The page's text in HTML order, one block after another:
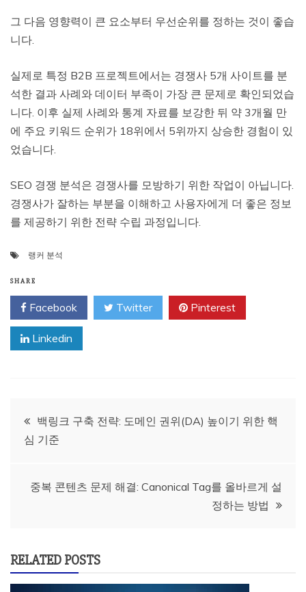
그 다음 영향력이 큰 요소부터 우선순위를 정하는 것이 좋습
니다.
실제로 특정 B2B 프로젝트에서는 경쟁사 5개 사이트를 분
석한 결과 사례와 데이터 부족이 가장 큰 문제로 확인되었습
니다. 이후 실제 사례와 통계 자료를 보강한 뒤 약 3개월 만
에 주요 키워드 순위가 18위에서 5위까지 상승한 경험이 있
었습니다.
SEO 경쟁 분석은 경쟁사를 모방하기 위한 작업이 아닙니다.
경쟁사가 잘하는 부분을 이해하고 사용자에게 더 좋은 정보
를 제공하기 위한 전략 수립 과정입니다.
랭커 분석
SHARE
Facebook Twitter Pinterest
Linkedin
글
탐
색
백링크 구축 전략: 도메인 권위(DA) 높이기 위한 핵
심 기준
중복 콘텐츠 문제 해결: Canonical Tag를 올바르게 설
정하는 방법
RELATED POSTS